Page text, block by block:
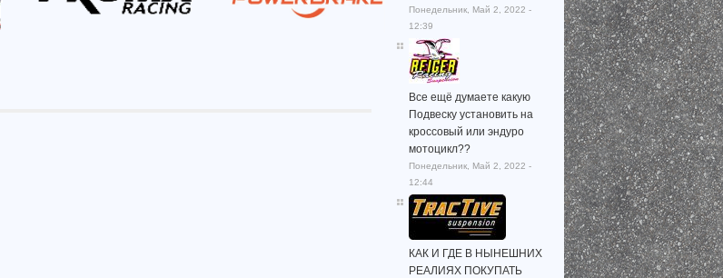
Понедельник, Май 2, 2022 -
12:39
Все ещё думаете какую
Подвеску установить на
кроссовый или эндуро
мотоцикл??
Понедельник, Май 2, 2022 -
12:44
КАК И ГДЕ В НЫНЕШНИХ
РЕАЛИЯХ ПОКУПАТЬ